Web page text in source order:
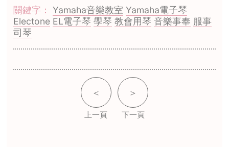
關鍵字：Yamaha音樂教室 Yamaha電子琴
Electone EL電子琴 學琴 教會用琴 音樂事奉 服事
司琴
＜
上一頁
＞
下一頁